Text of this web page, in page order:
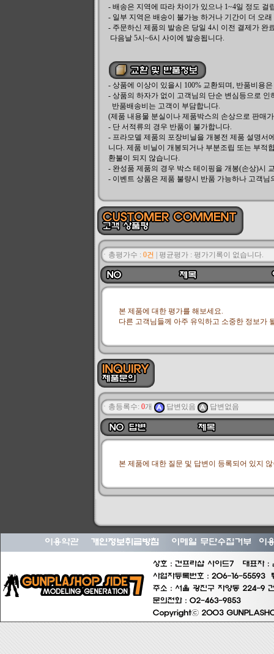
- 배송은 지역에 따라 차이가 있으나 1~4일 정도 걸
- 일부 지역은 배송이 불가능 하거나 기간이 더 오
- 주문하신 제품의 발송은 당일 4시 이전 결제가
다음날 5시~6시 사이에 발송됩니다.
- 상품에 이상이 있을시 100% 교환되며, 반품비용
- 상품의 하자가 없이 고객님의 단순 변심등으로
반품배송비는 고객이 부담합니다.
(제품 내용물 분실이나 제품박스의 손상으로 판매
- 단 서적류의 경우 반품이 불가합니다.
- 프라모델 제품의 포장비닐을 개봉전 제품 설명서
니다. 제품 비닐이 개봉되거나 부분조립 또는 부적
환불이 되지 않습니다.
- 완성품 제품의 경우 박스 테이핑을 개봉(손상)시
- 이벤트 상품은 제품 불량시 반품 가능하나 고객
ㆍ총평가수 : 0건 평균평가 : 평가기록이 없습니다.
본 제품에 대한 평가를 해보세요.
다른 고객님들께 아주 유익하고 소중한 정보가
ㆍ총등록수: 0개 답변있음 답변없음
본 제품에 대한 질문 및 답변이 등록되어 있지